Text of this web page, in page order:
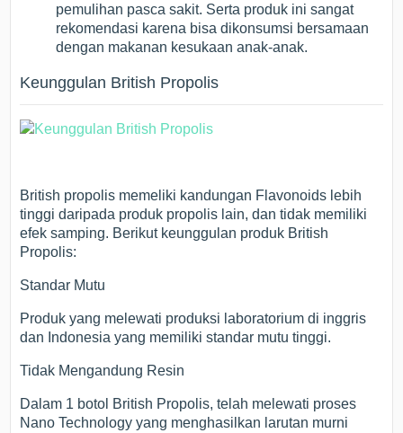
pemulihan pasca sakit. Serta produk ini sangat
rekomendasi karena bisa dikonsumsi bersamaan
dengan makanan kesukaan anak-anak.
Keunggulan British Propolis
British propolis memeliki kandungan Flavonoids lebih
tinggi daripada produk propolis lain, dan tidak memiliki
efek samping. Berikut keunggulan produk British
Propolis:
Standar Mutu
Produk yang melewati produksi laboratorium di inggris
dan Indonesia yang memiliki standar mutu tinggi.
Tidak Mengandung Resin
Dalam 1 botol British Propolis, telah melewati proses
Nano Technology yang menghasilkan larutan murni